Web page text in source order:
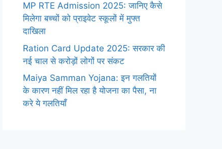
MP RTE Admission 2025: जानिए कैसे
मिलेगा बच्चों को प्राइवेट स्कूलों में मुफ्त
दाखिला
Ration Card Update 2025: सरकार की
नई चाल से करोड़ों लोगों पर संकट
Maiya Samman Yojana: इन गलतियों
के कारण नहीं मिल रहा है योजना का पैसा, ना
करे ये गलतियाँ